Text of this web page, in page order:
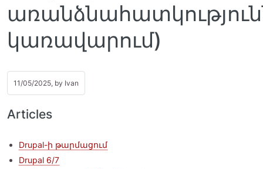
կառավարում)
11/05/2025, by Ivan
Articles
Drupal-ի թարմացում
Drupal 6/7